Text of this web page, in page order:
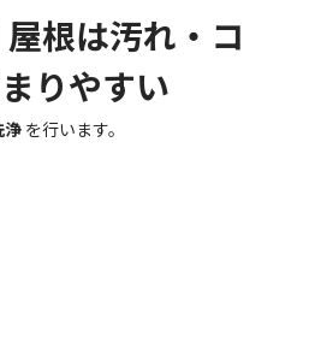
根は汚れ・コ
りやすい
浄 を行います。